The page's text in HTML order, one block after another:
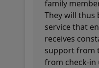
family
They will thus
service that
receives
support from
from check-in